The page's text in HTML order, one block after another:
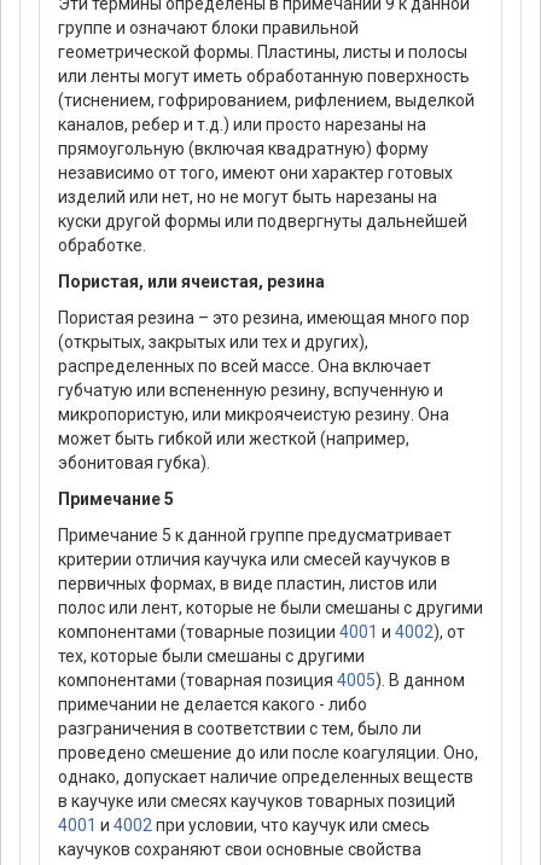
группе и означают блоки правильной
геометрической формы. Пластины, листы и полосы
или ленты могут иметь обработанную поверхность
(тиснением, гофрированием, рифлением, выделкой
каналов, ребер и т.д.) или просто нарезаны на
прямоугольную (включая квадратную) форму
независимо от того, имеют они характер готовых
изделий или нет, но не могут быть нарезаны на
куски другой формы или подвергнуты дальнейшей
обработке.
Пористая, или ячеистая, резина
Пористая резина – это резина, имеющая много пор
(открытых, закрытых или тех и других),
распределенных по всей массе. Она включает
губчатую или вспененную резину, вспученную и
микропористую, или микроячеистую резину. Она
может быть гибкой или жесткой (например,
эбонитовая губка).
Примечание 5
Примечание 5 к данной группе предусматривает
критерии отличия каучука или смесей каучуков в
первичных формах, в виде пластин, листов или
полос или лент, которые не были смешаны с другими
компонентами (товарные позиции 4001 и 4002), от
тех, которые были смешаны с другими
компонентами (товарная позиция 4005). В данном
примечании не делается какого - либо
разграничения в соответствии с тем, было ли
проведено смешение до или после коагуляции. Оно,
однако, допускает наличие определенных веществ
в каучуке или смесях каучуков товарных позиций
4001 и 4002 при условии, что каучук или смесь
каучуков сохраняют свои основные свойства